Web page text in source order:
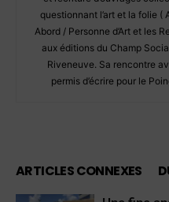
questionnant l’art et la folie (
Abord / Personne d’Art et les
aux éditions du Champ
Riveneuve. Sa rencontre
permis d’écrire pour le
ARTICLES CONNEXES